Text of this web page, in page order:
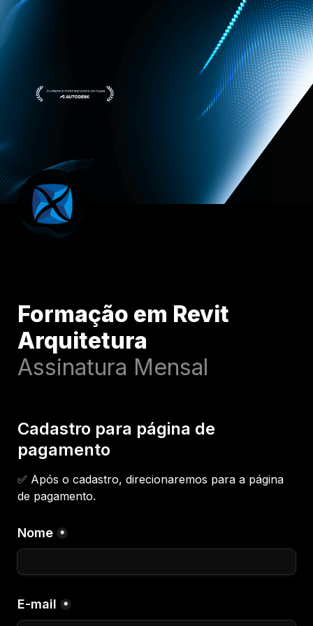
Formação em Revit
Assinatura Mensal
Cadastro para página de
pagamento
✅ Após o cadastro, direcionaremos para a página
de pagamento.
Nome *
E-mail *